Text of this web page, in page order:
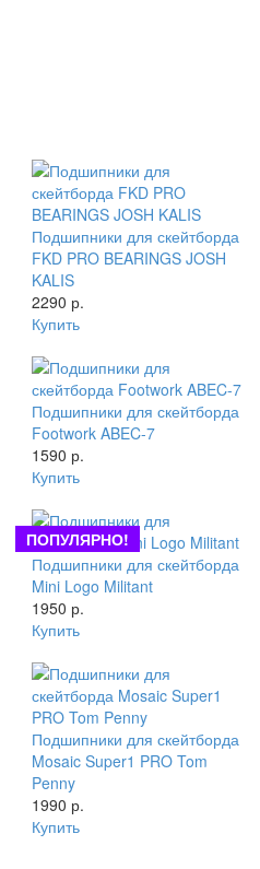
Подшипники для скейтборда
FKD PRO BEARINGS JOSH
KALIS
2290 р.
Купить
Подшипники для скейтборда
Footwork ABEC-7
1590 р.
Купить
ПОПУЛЯРНО!
Подшипники для скейтборда
Mini Logo Militant
1950 р.
Купить
Подшипники для скейтборда
Mosaic Super1 PRO Tom
Penny
1990 р.
Купить